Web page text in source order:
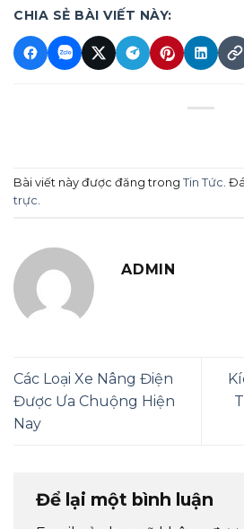
CHIA SẺ BÀI VIẾT NÀY:
Bài viết này được đăng trong Tin Tức.
trực.
ADMIN
Các Loại Xe Nâng Điện
Được Ưa Chuộng Hiện
Nay
Để lại một bình luận